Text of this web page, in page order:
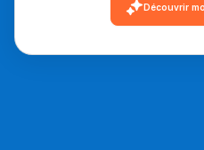
Découvrir